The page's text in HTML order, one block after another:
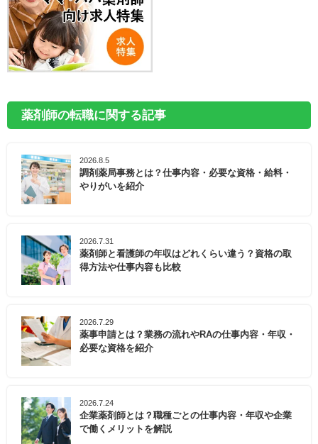
薬剤師の転職に関する記事
2026.8.5
調剤薬局事務とは？仕事内容・必要な資格・給料・
やりがいを紹介
2026.7.31
薬剤師と看護師の年収はどれくらい違う？資格の取
得方法や仕事内容も比較
2026.7.29
薬事申請とは？業務の流れやRAの仕事内容・年収・
必要な資格を紹介
2026.7.24
企業薬剤師とは？職種ごとの仕事内容・年収や企業
で働くメリットを解説